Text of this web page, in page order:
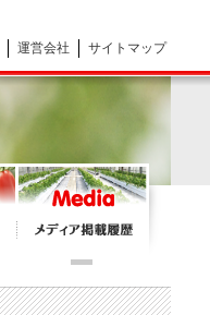
運営会社 サイトマップ